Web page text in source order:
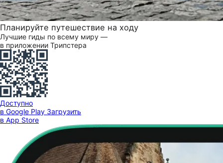
Планируйте путешествие на ходу
Лучшие гиды по всему миру —
в приложении Трипстера
Доступно
в Google Play Загрузить
в App Store